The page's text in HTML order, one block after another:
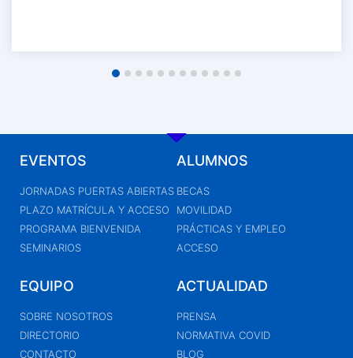
EVENTOS
JORNADAS PUERTAS ABIERTAS
PLAZO MATRÍCULA Y ACCESO
PROGRAMA BIENVENIDA
SEMINARIOS
ALUMNOS
BECAS
MOVILIDAD
PRÁCTICAS Y EMPLEO
ACCESO
EQUIPO
SOBRE NOSOTROS
DIRECTORIO
CONTACTO
ACTUALIDAD
PRENSA
NORMATIVA COVID
BLOG